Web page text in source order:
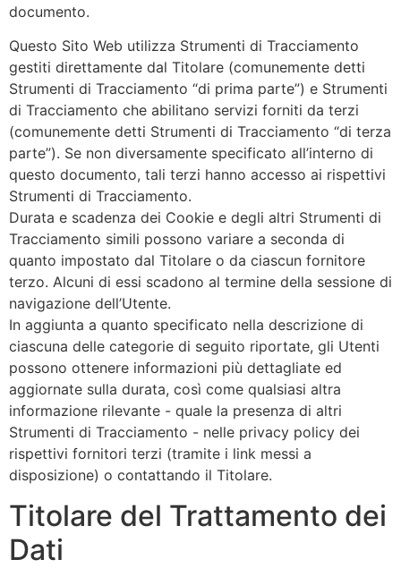
documento.
Questo Sito Web utilizza Strumenti di Tracciamento
gestiti direttamente dal Titolare (comunemente detti
Strumenti di Tracciamento “di prima parte”) e Strumenti
di Tracciamento che abilitano servizi forniti da terzi
(comunemente detti Strumenti di Tracciamento “di terza
parte”). Se non diversamente specificato all’interno di
questo documento, tali terzi hanno accesso ai rispettivi
Strumenti di Tracciamento.
Durata e scadenza dei Cookie e degli altri Strumenti di
Tracciamento simili possono variare a seconda di
quanto impostato dal Titolare o da ciascun fornitore
terzo. Alcuni di essi scadono al termine della sessione di
navigazione dell’Utente.
In aggiunta a quanto specificato nella descrizione di
ciascuna delle categorie di seguito riportate, gli Utenti
possono ottenere informazioni più dettagliate ed
aggiornate sulla durata, così come qualsiasi altra
informazione rilevante - quale la presenza di altri
Strumenti di Tracciamento - nelle privacy policy dei
rispettivi fornitori terzi (tramite i link messi a
disposizione) o contattando il Titolare.
Titolare del Trattamento dei
Dati